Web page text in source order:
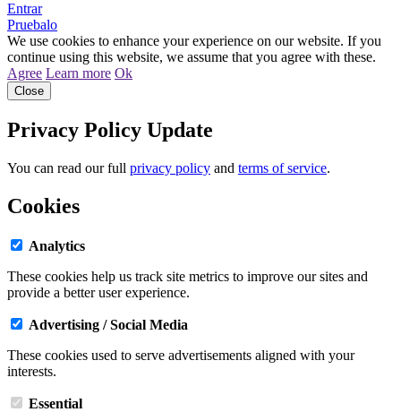
Entrar
Pruebalo
We use cookies to enhance your experience on our website. If you
continue using this website, we assume that you agree with these.
Agree Learn more Ok
Close
Privacy Policy Update
You can read our full privacy policy and terms of service.
Cookies
Analytics
These cookies help us track site metrics to improve our sites and
provide a better user experience.
Advertising / Social Media
These cookies used to serve advertisements aligned with your
interests.
Essential